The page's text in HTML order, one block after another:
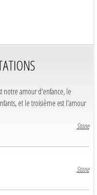
notre amour d'enfance, le
et le troisième est l'amour
Stone
Stone